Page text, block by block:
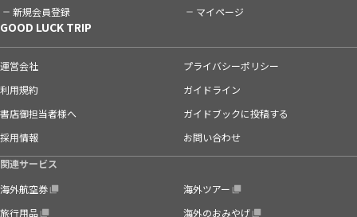
新規会員登録 マイページ
GOOD LUCK TRIP
運営会社
プライバシーポリシー
利用規約
ガイドライン
書店御担当者様へ
ガイドブックに投稿する
採用情報
お問い合わせ
関連サービス
海外航空券
海外ツアー
旅行用品
海外のおみやげ